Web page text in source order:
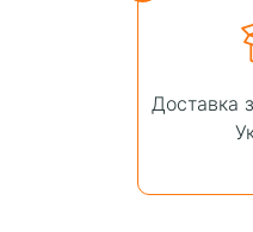
Доставка